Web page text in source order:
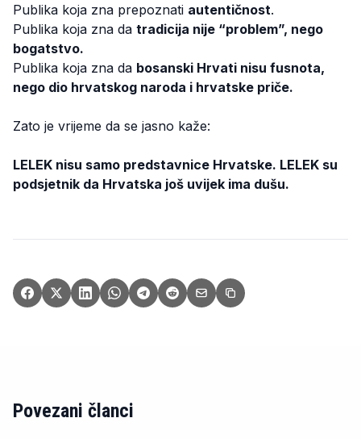
Publika koja zna prepoznati autentičnost.
Publika koja zna da tradicija nije “problem”, nego
bogatstvo.
Publika koja zna da bosanski Hrvati nisu fusnota,
nego dio hrvatskog naroda i hrvatske priče.
Zato je vrijeme da se jasno kaže:
LELEK nisu samo predstavnice Hrvatske. LELEK su
podsjetnik da Hrvatska još uvijek ima dušu.
Povezani članci